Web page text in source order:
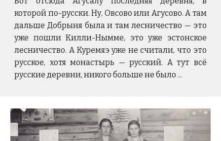
которой по-русски. Ну, Овсово или Агусово. А там
дальше Добрыня была и там лесничество — это
уже пошли Килли-Нымме, это уже эстонское
лесничество. А Куремяэ уже не считали, что это
русское, хотя монастырь — русский. А тут всё
русские деревни, никого больше не было ...